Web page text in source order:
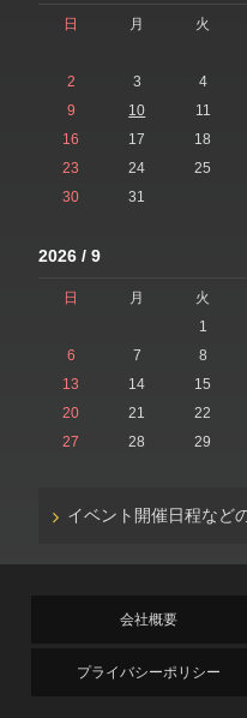
日 月 火
2
3 4
9
10 11
16
17 18
23
24 25
30
31
2026 / 9
日 月 火
1
6
7 8
13
14 15
20
21 22
27
28 29
イベント開催日程など
会社概要
プライバシーポリシー